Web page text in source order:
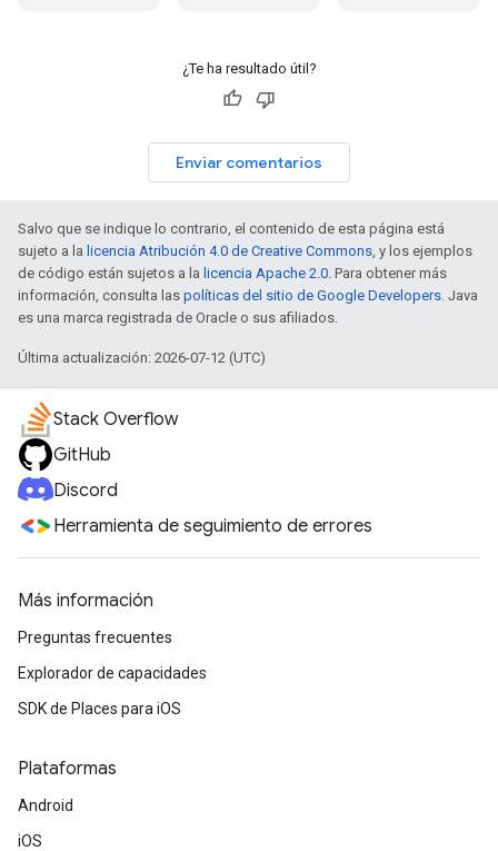
¿Te ha resultado útil?
Enviar comentarios
Salvo que se indique lo contrario, el contenido de esta página está
sujeto a la licencia Atribución 4.0 de Creative Commons, y los ejemplos
de código están sujetos a la licencia Apache 2.0. Para obtener más
información, consulta las políticas del sitio de Google Developers. Java
es una marca registrada de Oracle o sus afiliados.
Última actualización: 2026-07-12 (UTC)
Stack Overflow
GitHub
Discord
Herramienta de seguimiento de errores
Más información
Preguntas frecuentes
Explorador de capacidades
SDK de Places para iOS
Plataformas
Android
iOS